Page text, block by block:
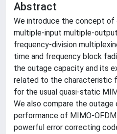
Abstract
We introduce the concept
multiple-input multiple-
frequency-division
time and frequency block
the outage capacity and its
related to the characteristic
for the usual quasi-static
We also compare the
performance of MIMO-
powerful error correcting